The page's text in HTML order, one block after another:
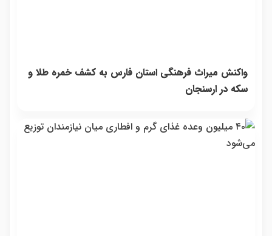
واکنش میراث فرهنگی استان فارس به کشف خمره طلا و
سکه در ارسنجان